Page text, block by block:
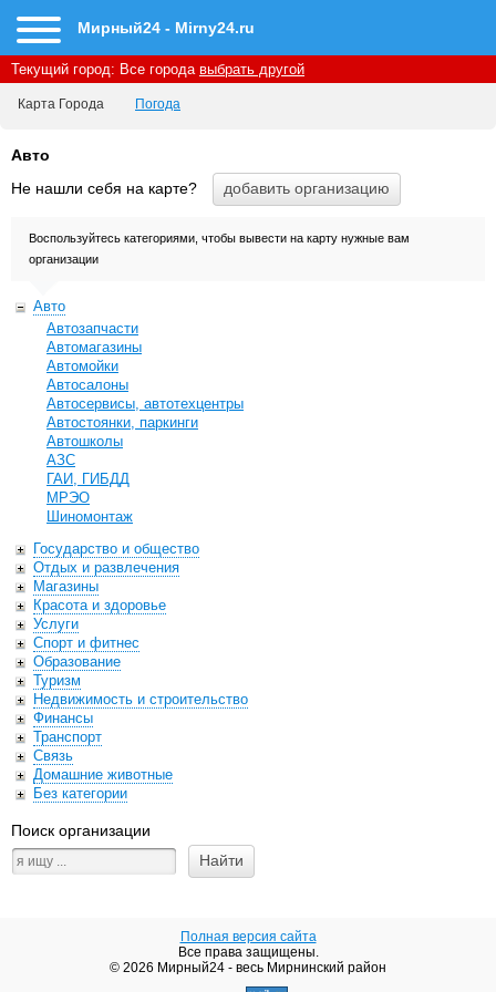
Мирный24 - Mirny24.ru
Текущий город: Все города выбрать другой
Карта Города Погода
Авто
Не нашли себя на карте?
Воспользуйтесь категориями, чтобы вывести на карту нужные вам
организации
Авто
Автозапчасти
Автомагазины
Автомойки
Автосалоны
Автосервисы, автотехцентры
Автостоянки, паркинги
Автошколы
АЗС
ГАИ, ГИБДД
МРЭО
Шиномонтаж
Государство и общество
Отдых и развлечения
Магазины
Красота и здоровье
Услуги
Спорт и фитнес
Образование
Туризм
Недвижимость и строительство
Финансы
Транспорт
Связь
Домашние животные
Без категории
Поиск организации
Полная версия сайта
Все права защищены.
© 2026 Мирный24 - весь Мирнинский район